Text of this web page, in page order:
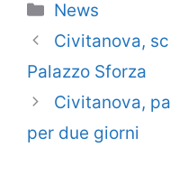
Categorie
News
Civitanova,
Palazzo Sforza
Civitanova,
per due giorni